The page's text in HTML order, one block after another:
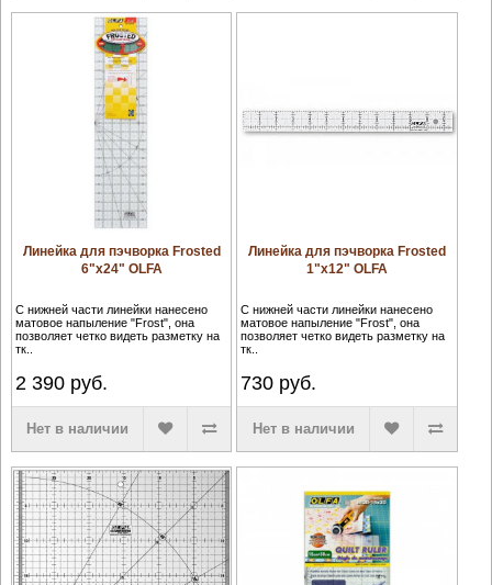
Линейка для пэчворка Frosted
6"х24" OLFA
С нижней части линейки нанесено
матовое напыление "Frost", она
позволяет четко видеть разметку на
тк..
2 390руб.
Нет в наличии
Линейка для пэчворка Frosted
1"х12" OLFA
С нижней части линейки нанесено
матовое напыление "Frost", она
позволяет четко видеть разметку на
тк..
730 руб.
Нет в наличии